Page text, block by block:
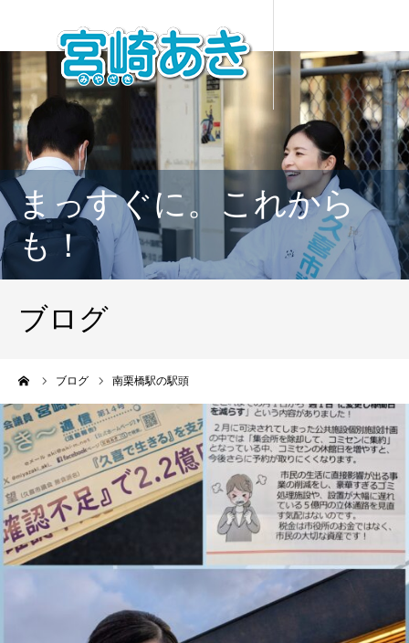
まっすぐに。これから
も！
ブログ
ブログ 南栗橋駅の駅頭